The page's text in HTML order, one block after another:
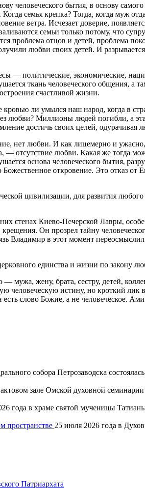
человеческого бытия, в основу
семья крепка? Тогда, когда муж
ветра. Исчезает доверие,
семьи только потому, что
проблема отцов и детей, проблема
любви своих детей. И
— политические, экономические,
ткань человеческого общения, а
счастливой жизни.
кровью ли умылся наш народ, когда в
любви? Миллионы людей погибли, а
достичь своих целей, одурачивая
нет любви. И как лицемерно и
отсутствие любви. Какая же тогда
основа человеческого бытия,
откровение. Это отказ от
цивилизации, для развития любого
стенах Киево-Печерской Лавры,
Он прозрел тайну
Владимир в этот момент
единства и жизни по закону
жену, брата, сестру, детей,
человеческую истину, но кроткий
слово Божие, а не человеческое.
собора Петрозаводска
актовом зале Омской духовной
года в храме святой мученицы
пространстве 25 июля 2026 года в
Патриархата